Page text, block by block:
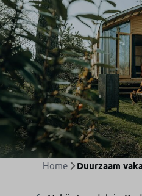
Home Duurzaam